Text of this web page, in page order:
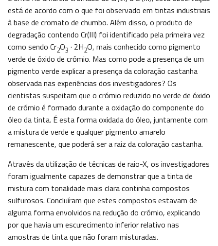
está de acordo com o que foi observado em tintas industriais
à base de cromato de chumbo. Além disso, o produto de
degradação contendo Cr(III) foi identificado pela primeira vez
como sendo Cr2O3 · 2H2O, mais conhecido como pigmento
verde de óxido de crómio. Mas como pode a presença de um
pigmento verde explicar a presença da coloração castanha
observada nas experiências dos investigadores? Os
cientistas suspeitam que o crómio reduzido no verde de óxido
de crómio é formado durante a oxidação do componente do
óleo da tinta. É esta forma oxidada do óleo, juntamente com
a mistura de verde e qualquer pigmento amarelo
remanescente, que poderá ser a raiz da coloração castanha.
Através da utilização de técnicas de raio-X, os investigadores
foram igualmente capazes de demonstrar que a tinta de
mistura com tonalidade mais clara continha compostos
sulfurosos. Concluíram que estes compostos estavam de
alguma forma envolvidos na redução do crómio, explicando
por que havia um escurecimento inferior relativo nas
amostras de tinta que não foram misturadas.